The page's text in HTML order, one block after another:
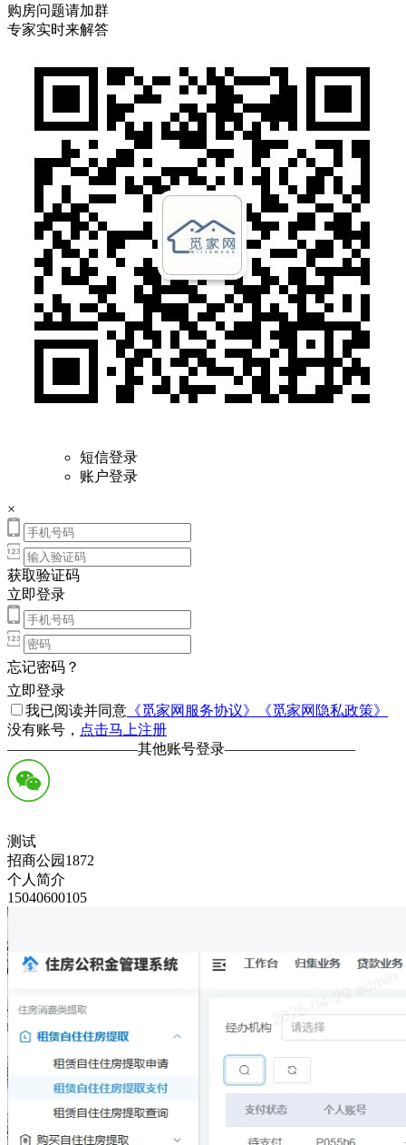
购房问题请加群
专家实时来解答
短信登录
账户登录
×
获取验证码
立即登录
忘记密码？
立即登录
我已阅读并同意 《觅家网服务协议》
《觅家网隐私政策》
没有账号， 点击马上注册
—————————其他账号登录—————————
测试
招商公园1872
个人简介
15040600105